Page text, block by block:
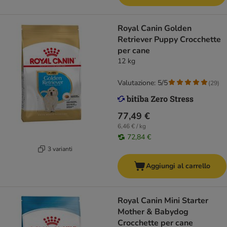
3 varianti
Royal Canin Golden
Retriever Puppy Crocchette
per cane
12 kg
77,49 €
6,46 € / kg
72,84 €
Valutazione: 5/5 (29)
Aggiungi al carrello
Royal Canin Mini Starter
Mother & Babydog
Crocchette per cane